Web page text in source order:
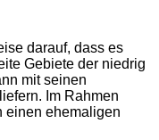
darauf, dass es
Gebiete der niedrig
mit seinen
Im Rahmen
einen ehemaligen